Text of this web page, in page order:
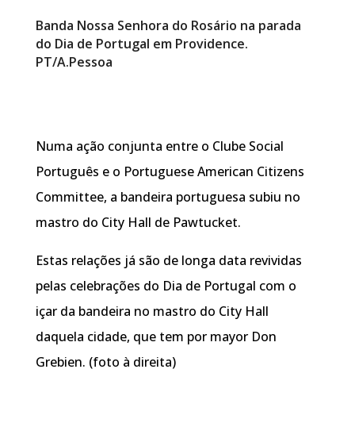
Banda Nossa Senhora do Rosário na parada
do Dia de Portugal em Providence.
PT/A.Pessoa
Numa ação conjunta entre o Clube Social
Português e o Portuguese American Citizens
Committee, a bandeira portuguesa subiu no
mastro do City Hall de Pawtucket.
Estas relações já são de longa data revividas
pelas celebrações do Dia de Portugal com o
içar da bandeira no mastro do City Hall
daquela cidade, que tem por mayor Don
Grebien. (foto à direita)